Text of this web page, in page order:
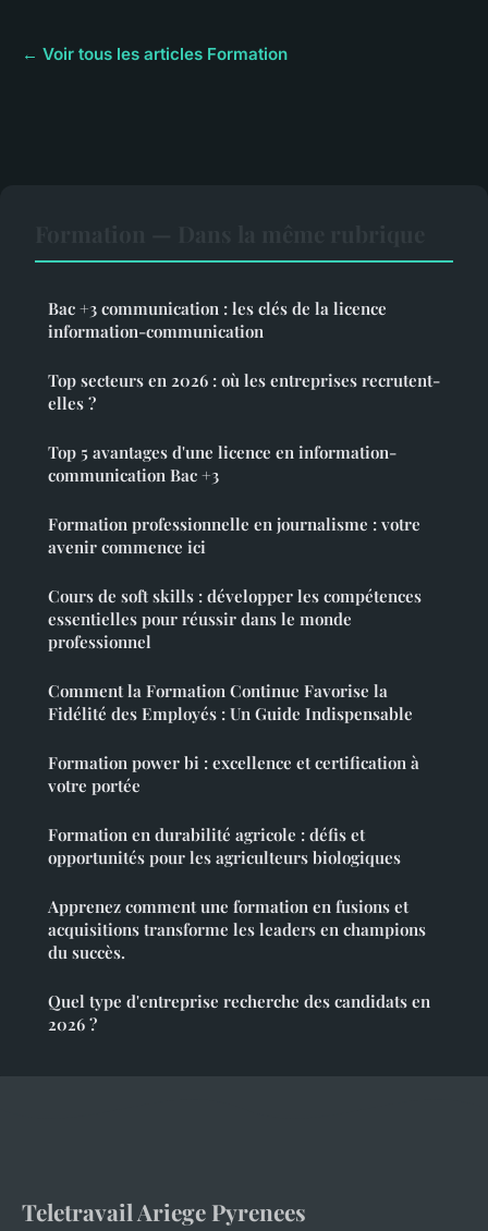
← Voir tous les articles Formation
Bac +3 communication : les clés de la licence
information-communication
Top secteurs en 2026 : où les entreprises recrutent-
elles ?
Top 5 avantages d'une licence en information-
communication Bac +3
Formation professionnelle en journalisme : votre
avenir commence ici
Cours de soft skills : développer les compétences
essentielles pour réussir dans le monde
professionnel
Comment la Formation Continue Favorise la
Fidélité des Employés : Un Guide Indispensable
Formation power bi : excellence et certification à
votre portée
Formation en durabilité agricole : défis et
opportunités pour les agriculteurs biologiques
Apprenez comment une formation en fusions et
acquisitions transforme les leaders en champions
du succès.
Quel type d'entreprise recherche des candidats en
2026 ?
Teletravail Ariege Pyrenees